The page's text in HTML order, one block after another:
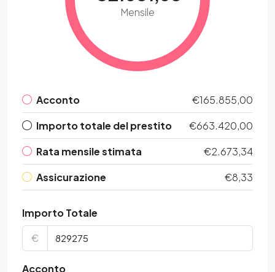
Mensile
Acconto
€165.855,00
Importo totale del prestito
€663.420,00
Rata mensile stimata
€2.673,34
Assicurazione
€8,33
Importo Totale
€
Acconto